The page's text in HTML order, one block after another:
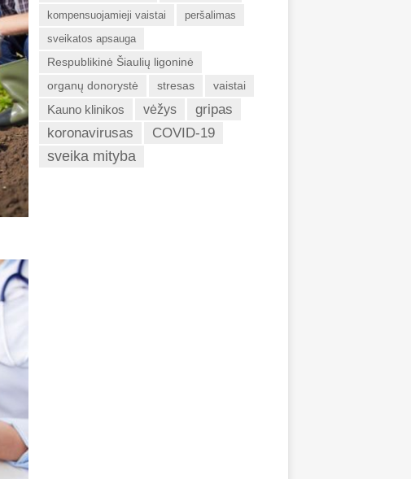
kompensuojamieji vaistai
peršalimas
sveikatos apsauga
Respublikinė Šiaulių ligoninė
organų donorystė
stresas vaistai
Kauno klinikos vėžys
gripas
koronavirusas
COVID-19
sveika mityba